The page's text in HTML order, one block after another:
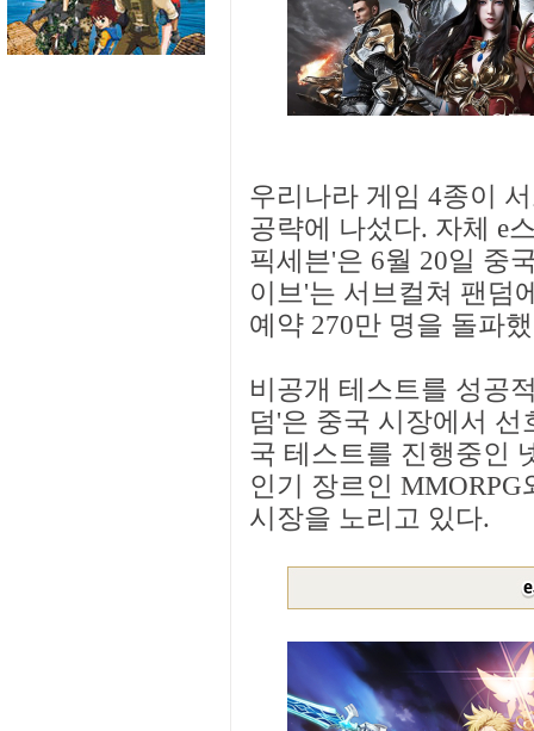
우리나라 게임 4종이
공략에 나섰다. 자체 e
픽세븐'은 6월 20일 중
이브'는 서브컬쳐 팬덤
예약 270만 명을 돌파
비공개 테스트를 성공
덤'은 중국 시장에서 선
국 테스트를 진행중인
인기 장르인
시장을 노리고 있다.